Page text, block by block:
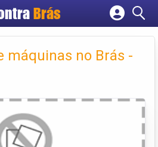
Brás
Cadastrar empresa
Criar conta
máquinas no Brás -